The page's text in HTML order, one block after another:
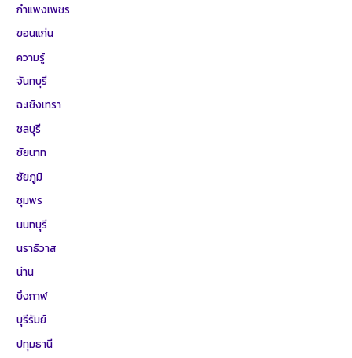
กำแพงเพชร
ขอนแก่น
ความรู้
จันทบุรี
ฉะเชิงเทรา
ชลบุรี
ชัยนาท
ชัยภูมิ
ชุมพร
นนทบุรี
นราธิวาส
น่าน
บึงกาฬ
บุรีรัมย์
ปทุมธานี